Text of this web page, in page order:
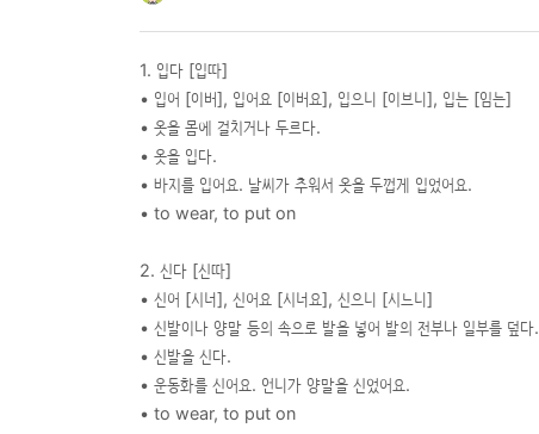
1. 입다 [입따]
• 입어 [이버], 입어요 [이버요], 입으니 [이브니], 입는 [임는]
• 옷을 몸에 걸치거나 두르다.
• 옷을 입다.
• 바지를 입어요. 날씨가 추워서 옷을 두껍게 입었어요.
• to wear, to put on
2. 신다 [신따]
• 신어 [시너], 신어요 [시너요], 신으니 [시느니]
• 신발이나 양말 등의 속으로 발을 넣어 발의 전부나 일부를 덮다.
• 신발을 신다.
• 운동화를 신어요. 언니가 양말을 신었어요.
• to wear, to put on